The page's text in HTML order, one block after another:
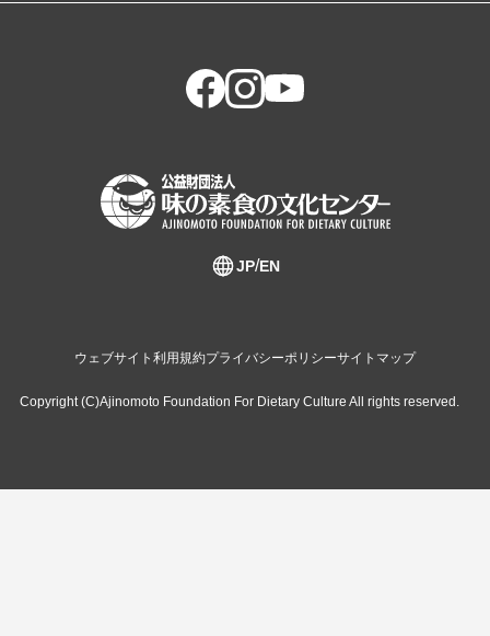
JP EN
ウェブサイト利用規約プライバシーポリシーサイトマップ
Copyright (C)Ajinomoto Foundation For Dietary Culture All rights reserved.